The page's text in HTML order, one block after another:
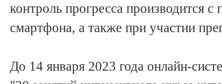
контроль прогресса производится
смартфона, а также при участии
До 14 января 2023 года онлайн-